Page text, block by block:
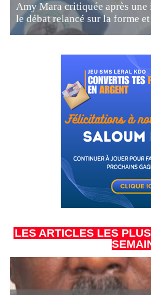
Amy Mara critiquée après
le débat relancé sur la forme
LES ARTICLES LES